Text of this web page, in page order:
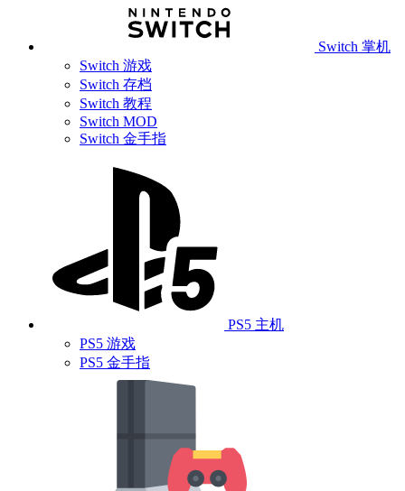
Switch 掌机
Switch 游戏
Switch 存档
Switch 教程
Switch MOD
Switch 金手指
PS5 主机
PS5 游戏
PS5 金手指